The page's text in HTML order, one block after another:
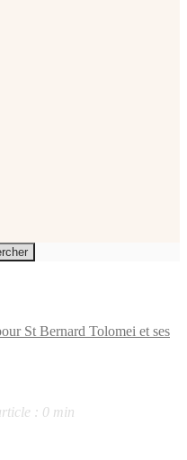
St Bernard Tolomei et ses
: 0 min